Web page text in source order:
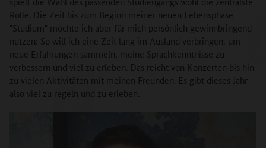
Rolle. Die Zeit bis zum Beginn meiner neuen Lebensphase
"Studium" möchte ich aber für mich persönlich gewinnbringend
nutzen: So will ich eine Zeit lang im Ausland verbringen, um
neue Erfahrungen sammeln, meine Sprachkenntnisse zu
verbessern und viel zu erleben. Das reicht von Konzerten bis hin
zu vielen Aktivitäten mit meinen Freunden. Es gibt dieses Jahr
also viel zu regeln und zu erleben.